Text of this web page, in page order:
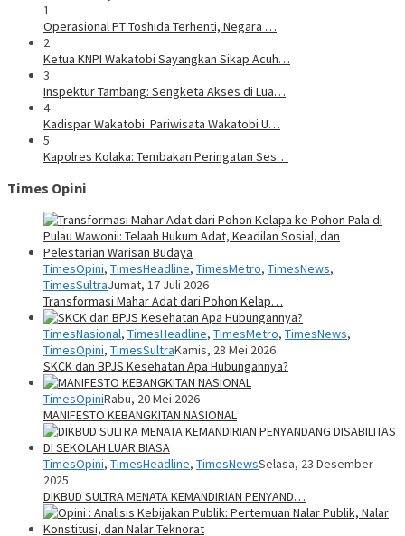
1
Operasional PT Toshida Terhenti, Negara …
2
Ketua KNPI Wakatobi Sayangkan Sikap Acuh…
3
Inspektur Tambang: Sengketa Akses di Lua…
4
Kadispar Wakatobi: Pariwisata Wakatobi U…
5
Kapolres Kolaka: Tembakan Peringatan Ses…
Times Opini
TimesOpini, TimesHeadline, TimesMetro, TimesNews,
TimesSultraJumat, 17 Juli 2026
Transformasi Mahar Adat dari Pohon Kelap…
TimesNasional, TimesHeadline, TimesMetro, TimesNews,
TimesOpini, TimesSultraKamis, 28 Mei 2026
SKCK dan BPJS Kesehatan Apa Hubungannya?
TimesOpiniRabu, 20 Mei 2026
MANIFESTO KEBANGKITAN NASIONAL
TimesOpini, TimesHeadline, TimesNewsSelasa, 23 Desember
2025
DIKBUD SULTRA MENATA KEMANDIRIAN PENYAND…